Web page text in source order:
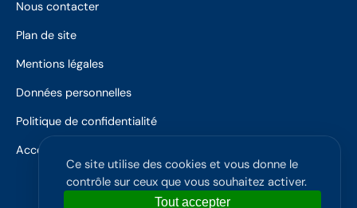
Nous contacter
Plan de site
Mentions légales
Données personnelles
Politique de confidentialité
Accessibilité
Ce site utilise des cookies et vous donne le
contrôle sur ceux que vous souhaitez activer.
Tout accepter